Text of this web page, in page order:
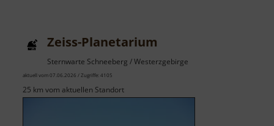
Zeiss-Planetarium
Sternwarte Schneeberg / Westerzgebirge
aktuell vom 07.06.2026 / Zugriffe: 4105
25 km vom aktuellen Standort